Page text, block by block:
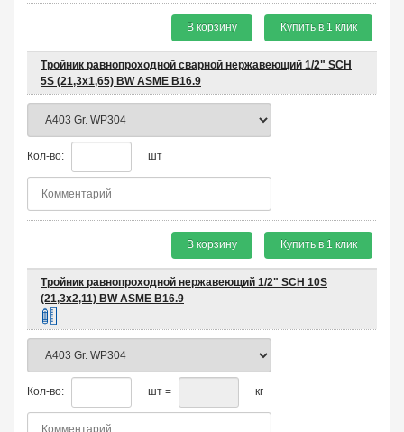
В корзину Купить в 1 клик
Тройник равнопроходной сварной нержавеющий 1/2" SCH
5S (21,3х1,65) BW ASME B16.9
Кол-во: шт
В корзину Купить в 1 клик
Тройник равнопроходной нержавеющий 1/2" SCH 10S
(21,3х2,11) BW ASME B16.9
Кол-во: шт = кг